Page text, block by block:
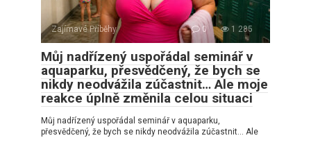
Zajímavé Příběhy 0 1 285
Můj nadřízený uspořádal seminář v
aquaparku, přesvědčený, že bych se
nikdy neodvážila zúčastnit… Ale moje
reakce úplně změnila celou situaci
Můj nadřízený uspořádal seminář v aquaparku,
přesvědčený, že bych se nikdy neodvážila zúčastnit… Ale